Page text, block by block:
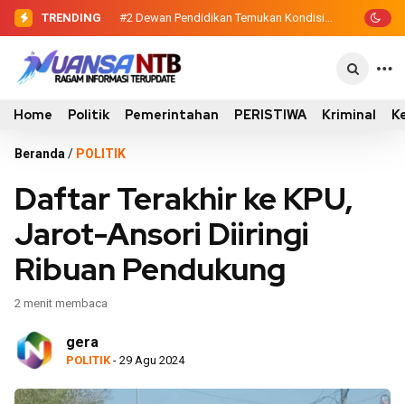
TRENDING #2 Dewan Pendidikan Temukan
Kondisi 305 Siswa SDN Kanar Belajar di
#3 Sinergi Eksekutif-Legislatif, Wabup
Ansori Serahkan Tujuh Kontainer
Home Politik Pemerintahan PERISTIWA Kriminal
Beranda / POLITIK
Daftar Terakhir ke KPU,
Jarot-Ansori Diiringi
Ribuan Pendukung
2 menit membaca
gera
POLITIK - 29 Agu 2024